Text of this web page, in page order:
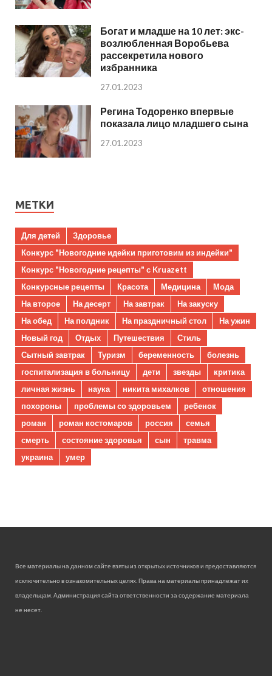
Богат и младше на 10 лет: экс-
возлюбленная Воробьева
рассекретила нового
избранника
27.01.2023
Регина Тодоренко впервые
показала лицо младшего сына
27.01.2023
МЕТКИ
Для детей
Здоровье
Конкурс "Новогодние идейки приготовим из индейки"
Конкурс "Новогодние рецепты" с Kruazett
Конкурсные рецепты
Красота Медицина
Мода
На второе
На десерт На завтрак
На закуску
На обед
На полдник На праздничный стол
На ужин
Новый год
Отдых Путешествия
Стиль
Сытный завтрак
Туризм беременность
болезнь
госпитализация в больницу
дети звезды
критика
личная жизнь
наука никита михалков
отношения
похороны
проблемы со здоровьем
ребенок
роман
роман костомаров россия
семья
смерть
состояние здоровья сын
травма
украина
умер
Все материалы на данном сайте взяты из открытых источников и предоставляются
исключительно в ознакомительных целях. Права на материалы принадлежат их
владельцам. Администрация сайта ответственности за содержание материала
не несет.